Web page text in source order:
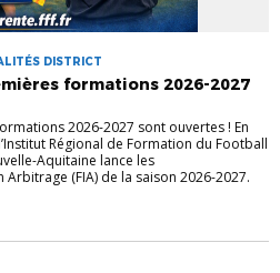
DISTRICT
formations 2026-2027
2026-2027 sont ouvertes ! En
Régional de Formation du Football
Aquitaine lance les
(FIA) de la saison 2026-2027.